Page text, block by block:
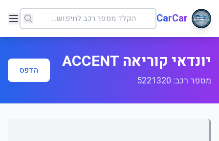
CarCar
יונדאי קוריאה ACCENT
מספר רכב: 5221320
הדפס